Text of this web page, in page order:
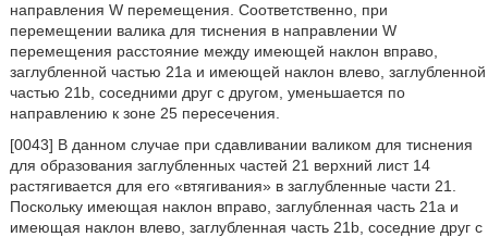
направления W перемещения. Соответственно, при
перемещении валика для тиснения в направлении W
перемещения расстояние между имеющей наклон вправо,
заглубленной частью 21а и имеющей наклон влево, заглубленной
частью 21b, соседними друг с другом, уменьшается по
направлению к зоне 25 пересечения.
[0043] В данном случае при сдавливании валиком для тиснения
для образования заглубленных частей 21 верхний лист 14
растягивается для его «втягивания» в заглубленные части 21.
Поскольку имеющая наклон вправо, заглубленная часть 21а и
имеющая наклон влево, заглубленная часть 21b, соседние друг с